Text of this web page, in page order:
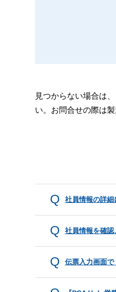
見つからない場合は
い。お問合せの際は
社員情報の詳細
社員情報を確認
伝票入力画面で